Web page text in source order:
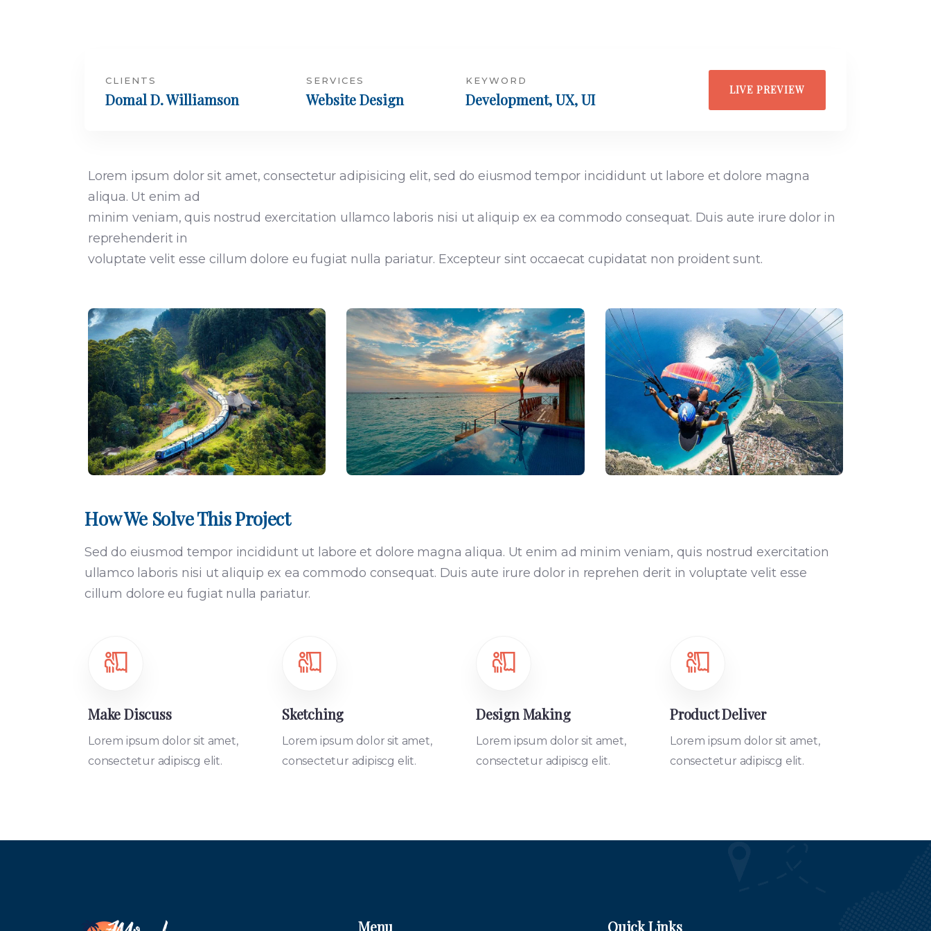
CLIENTS
Domal D. Williamson
SERVICES
Website Design
KEYWORD
Development, UX, UI
LIVE PREVIEW
Lorem ipsum dolor sit amet, consectetur adipisicing elit, sed do eiusmod tempor incididunt ut labore et dolore magna
aliqua. Ut enim ad
minim veniam, quis nostrud exercitation ullamco laboris nisi ut aliquip ex ea commodo consequat. Duis aute irure dolor in
reprehenderit in
voluptate velit esse cillum dolore eu fugiat nulla pariatur. Excepteur sint occaecat cupidatat non proident sunt.
How We Solve This Project
Sed do eiusmod tempor incididunt ut labore et dolore magna aliqua. Ut enim ad minim veniam, quis nostrud exercitation
ullamco laboris nisi ut aliquip ex ea commodo consequat. Duis aute irure dolor in reprehen derit in voluptate velit esse
cillum dolore eu fugiat nulla pariatur.
Make Discuss
Lorem ipsum dolor sit amet,
consectetur adipiscg elit.
Sketching
Lorem ipsum dolor sit amet,
consectetur adipiscg elit.
Design Making
Lorem ipsum dolor sit amet,
consectetur adipiscg elit.
Product Deliver
Lorem ipsum dolor sit amet,
consectetur adipiscg elit.
Menu Quick Links